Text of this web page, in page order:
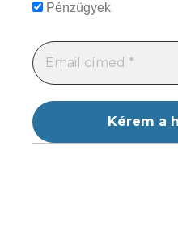
Pénzügyek